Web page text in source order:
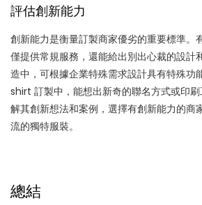
評估創新能力
創新能力是衡量訂製商家優劣的重要標準。
僅提供常規服務，還能給出別出心裁的設計
造中，可根據企業特殊需求設計具有特殊功
shirt 訂製中，能想出新奇的聯名方式或印
解其創新想法和案例，選擇有創新能力的商
流的獨特服裝。
總結